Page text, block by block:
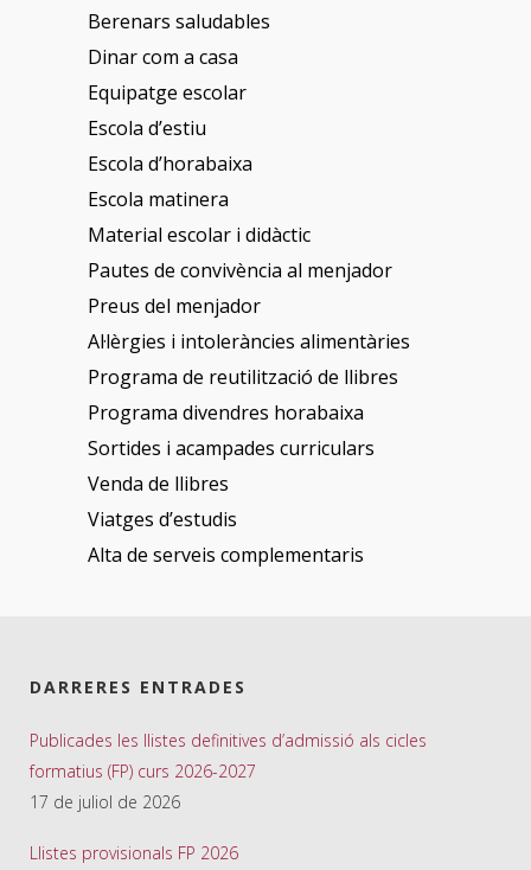
Berenars saludables
Dinar com a casa
Equipatge escolar
Escola d’estiu
Escola d’horabaixa
Escola matinera
Material escolar i didàctic
Pautes de convivència al menjador
Preus del menjador
Al·lèrgies i intoleràncies alimentàries
Programa de reutilització de llibres
Programa divendres horabaixa
Sortides i acampades curriculars
Venda de llibres
Viatges d’estudis
Alta de serveis complementaris
DARRERES ENTRADES
Publicades les llistes definitives d’admissió als cicles
formatius (FP) curs 2026-2027
17 de juliol de 2026
Llistes provisionals FP 2026